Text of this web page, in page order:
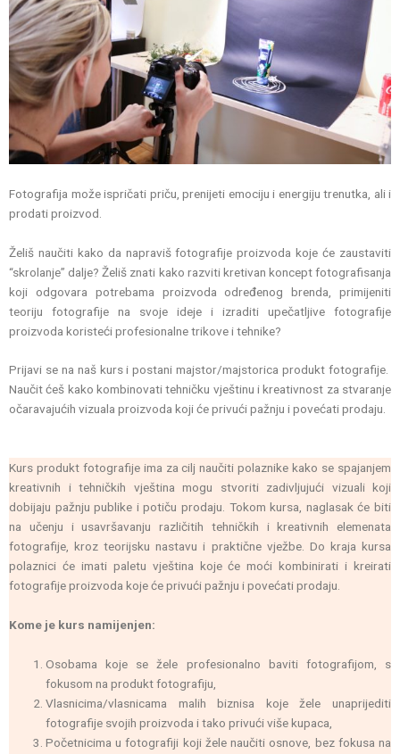
Fotografija može ispričati priču, prenijeti emociju i energiju trenutka, ali i
prodati proizvod.
Želiš naučiti kako da napraviš fotografije proizvoda koje će zaustaviti
“skrolanje” dalje? Želiš znati kako razviti kretivan koncept fotografisanja
koji odgovara potrebama proizvoda određenog brenda, primijeniti
teoriju fotografije na svoje ideje i izraditi upečatljive fotografije
proizvoda koristeći profesionalne trikove i tehnike?
Prijavi se na naš kurs i postani majstor/majstorica produkt fotografije.
Naučit ćeš kako kombinovati tehničku vještinu i kreativnost za stvaranje
očaravajućih vizuala proizvoda koji će privući pažnju i povećati prodaju.
Kurs produkt fotografije ima za cilj naučiti polaznike kako se spajanjem
kreativnih i tehničkih vještina mogu stvoriti zadivljujući vizuali koji
dobijaju pažnju publike i potiču prodaju. Tokom kursa, naglasak će biti
na učenju i usavršavanju različitih tehničkih i kreativnih elemenata
fotografije, kroz teorijsku nastavu i praktične vježbe. Do kraja kursa
polaznici će imati paletu vještina koje će moći kombinirati i kreirati
fotografije proizvoda koje će privući pažnju i povećati prodaju.
Kome je kurs namijenjen:
Osobama koje se žele profesionalno baviti fotografijom, s
fokusom na produkt fotografiju,
Vlasnicima/vlasnicama malih biznisa koje žele unaprijediti
fotografije svojih proizvoda i tako privući više kupaca,
Početnicima u fotografiji koji žele naučiti osnove, bez fokusa na